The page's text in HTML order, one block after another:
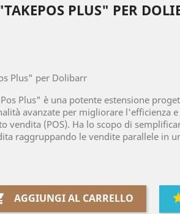
PLUS" PER
Plus" per Dolibarr
Plus" è una potente estensione
avanzate per migliorare l'efficienza
vendita (POS). Ha lo scopo di
raggruppando le vendite parallele in
AGGIUNGI AL CARRELLO